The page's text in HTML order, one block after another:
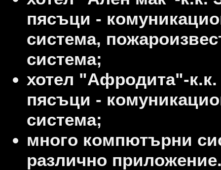
пясъци -
система,
система;
хотел "Афродита"-к.к.
пясъци -
система;
много компютърни
различно